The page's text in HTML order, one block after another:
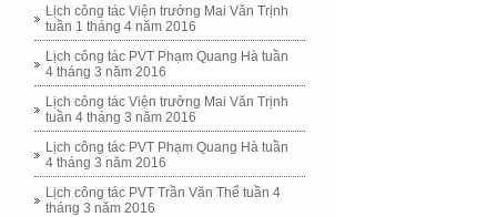
Lịch công tác Viện trưởng Mai Văn Trịnh
tuần 1 tháng 4 năm 2016
Lịch công tác PVT Phạm Quang Hà tuần
4 tháng 3 năm 2016
Lịch công tác Viện trưởng Mai Văn Trịnh
tuần 4 tháng 3 năm 2016
Lịch công tác PVT Phạm Quang Hà tuần
4 tháng 3 năm 2016
Lịch công tác PVT Trần Văn Thể tuần 4
tháng 3 năm 2016